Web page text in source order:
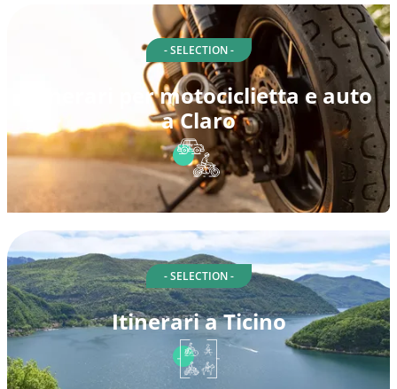
- SELECTION -
Itinerari per motociclietta e auto
a Claro
- SELECTION -
Itinerari a Ticino